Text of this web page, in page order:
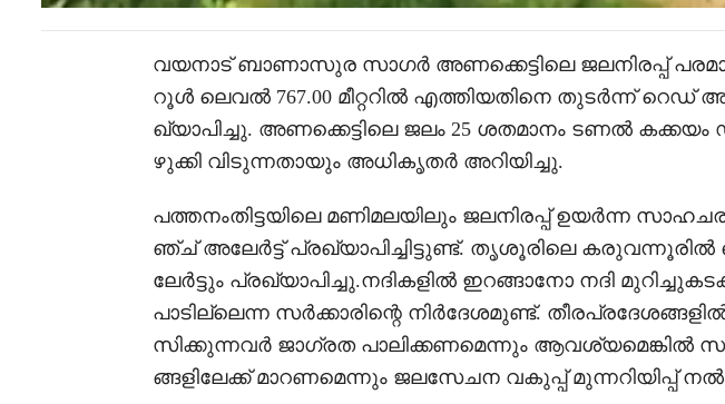
വയനാട് ബാണാസുര സാഗർ അണക്കെട്ടിലെ ജലനിരപ്പ്
റൂൾ ലെവൽ 767.00 മീറ്ററിൽ എത്തിയതിനെ തുടർന്ന് റെഡ്
ഖ്യാപിച്ചു. അണക്കെട്ടിലെ ജലം 25 ശതമാനം ടണൽ കക്കയം
ഴുക്കി വിടുന്നതായും അധികൃതർ അറിയിച്ചു.
പത്തനംതിട്ടയിലെ മണിമലയിലും ജലനിരപ്പ് ഉയർന്ന
ഞ്ച് അലേർട്ട് പ്രഖ്യാപിച്ചിട്ടുണ്ട്. തൃശൂരിലെ
ലേർട്ടും പ്രഖ്യാപിച്ചു.നദികളിൽ ഇറങ്ങാനോ നദി
പാടില്ലെന്ന സർക്കാരിന്റെ നിർദേശമുണ്ട്.
സിക്കുന്നവർ ജാഗ്രത പാലിക്കണമെന്നും ആവശ്യമെങ്കിൽ
ങ്ങളിലേക്ക് മാറണമെന്നും ജലസേചന വകുപ്പ് മുന്നറിയിപ്പ്